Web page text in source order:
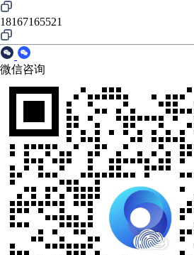
18167165521
微信咨询